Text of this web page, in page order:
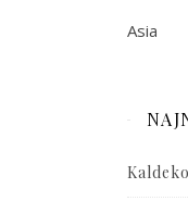
Asia